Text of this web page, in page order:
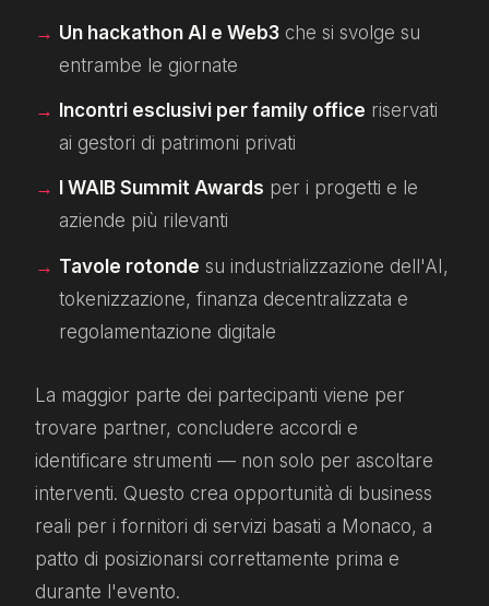
Un hackathon AI e Web3 che si svolge su
entrambe le giornate
Incontri esclusivi per family office riservati
ai gestori di patrimoni privati
I WAIB Summit Awards per i progetti e le
aziende più rilevanti
Tavole rotonde su industrializzazione dell'AI,
tokenizzazione, finanza decentralizzata e
regolamentazione digitale
La maggior parte dei partecipanti viene per
trovare partner, concludere accordi e
identificare strumenti — non solo per ascoltare
interventi. Questo crea opportunità di business
reali per i fornitori di servizi basati a Monaco, a
patto di posizionarsi correttamente prima e
durante l'evento.